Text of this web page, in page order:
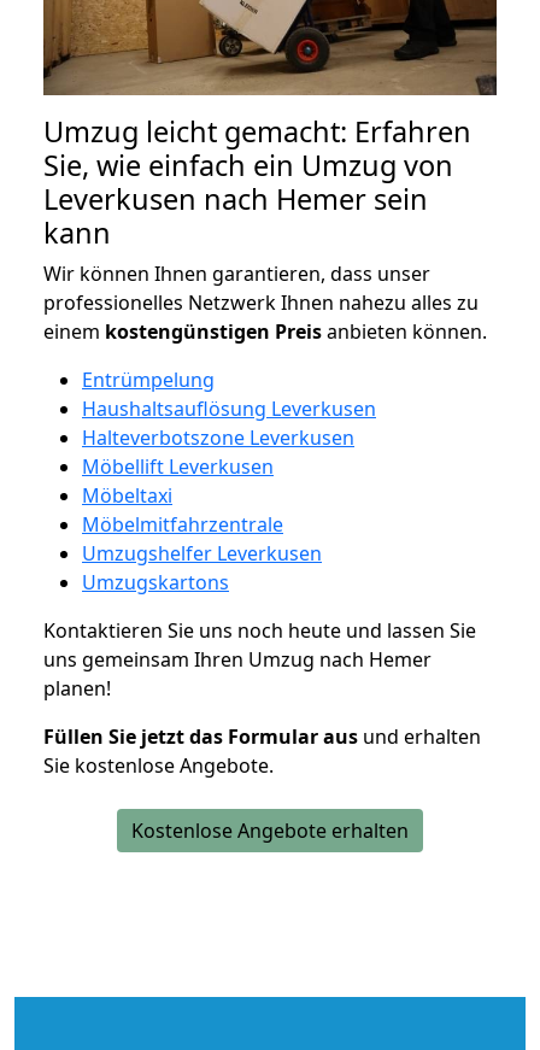
Umzug leicht gemacht: Erfahren
Sie, wie einfach ein Umzug von
Leverkusen nach Hemer sein
kann
Wir können Ihnen garantieren, dass unser
professionelles Netzwerk Ihnen nahezu alles zu
einem kostengünstigen Preisanbieten können.
Entrümpelung
Haushaltsauflösung Leverkusen
Halteverbotszone Leverkusen
Möbellift Leverkusen
Möbeltaxi
Möbelmitfahrzentrale
Umzugshelfer Leverkusen
Umzugskartons
Kontaktieren Sie uns noch heute und lassen Sie
uns gemeinsam Ihren Umzug nach Hemer
planen!
Füllen Sie jetzt das Formular aus und erhalten
Sie kostenlose Angebote.
Kostenlose Angebote erhalten